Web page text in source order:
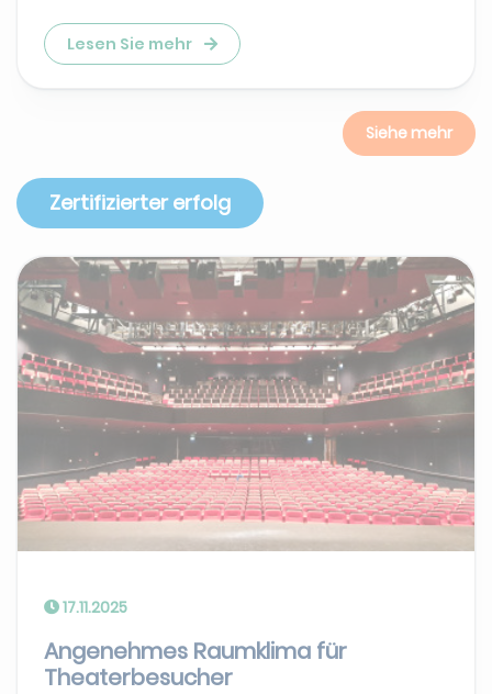
Lesen Sie mehr
Siehe mehr
Zertifizierter erfolg
17.11.2025
Angenehmes Raumklima für
Theaterbesucher